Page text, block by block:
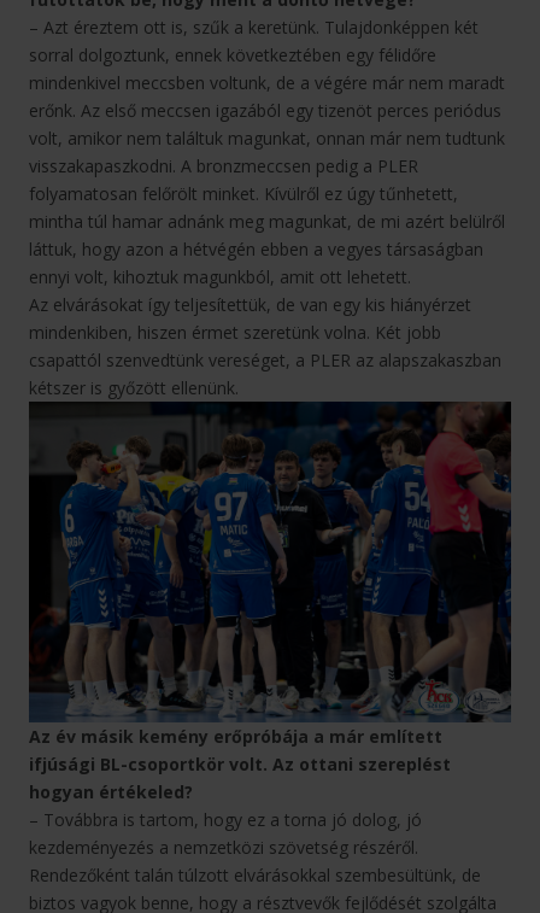
– Azt éreztem ott is, szűk a keretünk. Tulajdonképpen két
sorral dolgoztunk, ennek következtében egy félidőre
mindenkivel meccsben voltunk, de a végére már nem maradt
erőnk. Az első meccsen igazából egy tizenöt perces periódus
volt, amikor nem találtuk magunkat, onnan már nem tudtunk
visszakapaszkodni. A bronzmeccsen pedig a PLER
folyamatosan felőrölt minket. Kívülről ez úgy tűnhetett,
mintha túl hamar adnánk meg magunkat, de mi azért belülről
láttuk, hogy azon a hétvégén ebben a vegyes társaságban
ennyi volt, kihoztuk magunkból, amit ott lehetett.
Az elvárásokat így teljesítettük, de van egy kis hiányérzet
mindenkiben, hiszen érmet szeretünk volna. Két jobb
csapattól szenvedtünk vereséget, a PLER az alapszakaszban
kétszer is győzött ellenünk.
Az év másik kemény erőpróbája a már említett
ifjúsági BL-csoportkör volt. Az ottani szereplést
hogyan értékeled?
– Továbbra is tartom, hogy ez a torna jó dolog, jó
kezdeményezés a nemzetközi szövetség részéről.
Rendezőként talán túlzott elvárásokkal szembesültünk, de
biztos vagyok benne, hogy a résztvevők fejlődését szolgálta